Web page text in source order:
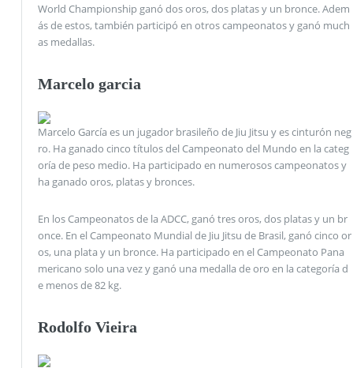
World Championship ganó dos oros, dos platas y un bronce. Adem
ás de estos, también participó en otros campeonatos y ganó much
as medallas.
Marcelo garcia
Marcelo García es un jugador brasileño de Jiu Jitsu y es cinturón neg
ro. Ha ganado cinco títulos del Campeonato del Mundo en la categ
oría de peso medio. Ha participado en numerosos campeonatos y
ha ganado oros, platas y bronces.
En los Campeonatos de la ADCC, ganó tres oros, dos platas y un br
once. En el Campeonato Mundial de Jiu Jitsu de Brasil, ganó cinco or
os, una plata y un bronce. Ha participado en el Campeonato Pana
mericano solo una vez y ganó una medalla de oro en la categoría d
e menos de 82 kg.
Rodolfo Vieira